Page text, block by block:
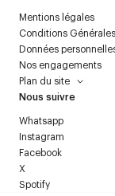
Mentions légales
Conditions
Données
Nos engagements
Plan du site
Nous suivre
Whatsapp
Instagram
Facebook
X
Spotify